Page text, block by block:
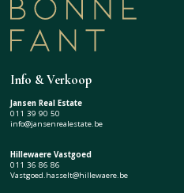
Info & Verkoop
Jansen Real Estate
011 39 90 50
info@jansenrealestate.be
Hillewaere Vastgoed
011 36 86 86
Vastgoed.hasselt@hillewaere.be